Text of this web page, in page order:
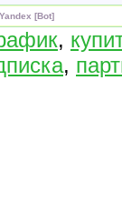
Yandex [Bot]
,
,